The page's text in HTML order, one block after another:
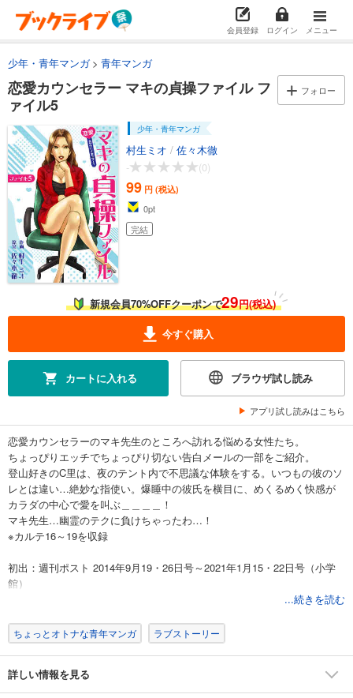
会員登録 ログイン メニュー
少年・青年マンガ 青年マンガ
恋愛カウンセラー マキの貞操ファイル フ
ァイル5
フォロー
少年・青年マンガ
村生ミオ / 佐々木徹
-
(0)
99 円 (税込)
0pt
完結
新規会員70%OFFクーポンで29円(税込)
今すぐ購入
カートに入れる ブラウザ試し読み
アプリ試し読みはこちら
恋愛カウンセラーのマキ先生のところへ訪れる悩める女性たち。
ちょっぴりエッチでちょっぴり切ない告白メールの一部をご紹介。
登山好きのC里は、夜のテント内で不思議な体験をする。いつもの彼のソ
レとは違い…絶妙な指使い。爆睡中の彼氏を横目に、めくるめく快感が
カラダの中心で愛を叫ぶ＿＿＿＿！
マキ先生…幽霊のテクに負けちゃったわ…！
※カルテ16～19を収録
初出：週刊ポスト 2014年9月19・26日号～2021年1月15・22日号（小学
館）
...続きを読む
ちょっとオトナな青年マンガ ラブストーリー
詳しい情報を見る